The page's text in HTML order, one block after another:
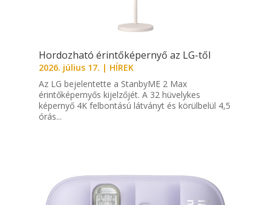
Hordozható érintőképernyő az LG-től
2026. július 17. | HÍREK
Az LG bejelentette a StanbyME 2 Max
érintőképernyős kijelzőjét. A 32 hüvelykes
képernyő 4K felbontású látványt és körülbelül 4,5
órás...